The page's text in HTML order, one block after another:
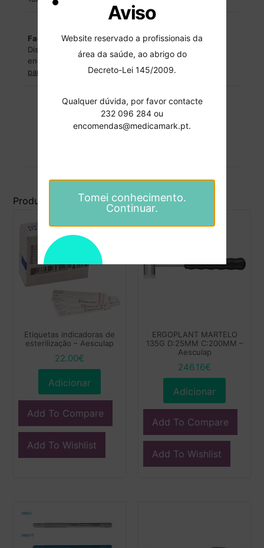
Facilidades de pagamentos
Dispomos de facilidades de pagamentos para
encomendas superiores a
2500€ . Entre em contacto
para saber mais
Formas de pagamentos
Produtos Relacionados
Etiquetas indicadoras de
esterilização – Aesculap
22.00€
Adicionar
Add To Compare
Add To Wishlist
ERGOPLANT MARTELO
135G D:25MM C:200MM –
Aesculap
246.16€
Adicionar
Add To Compare
Add To Wishlist
Aviso
Website reservado a profissionais da
área da saúde, ao abrigo do
Decreto-Lei 145/2009.
Qualquer dúvida, por favor contacte
232 096 284 ou
encomendas@medicamark.pt.
Tomei conhecimento.
Continuar.